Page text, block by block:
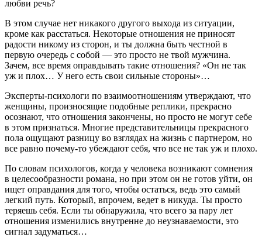
любви речь?
В этом случае нет никакого другого выхода из ситуации,
кроме как расстаться. Некоторые отношения не приносят
радости никому из сторон, и ты должна быть честной в
первую очередь с собой — это просто не твой мужчина.
Зачем, все время оправдывать такие отношения? «Он не так
уж и плох… У него есть свои сильные стороны»…
Эксперты-психологи по взаимоотношениям утверждают, что
женщины, произносящие подобные реплики, прекрасно
осознают, что отношения закончены, но просто не могут себе
в этом признаться. Многие представительницы прекрасного
пола ощущают разницу во взглядах на жизнь с партнером, но
все равно почему-то убеждают себя, что все не так уж и плохо.
По словам психологов, когда у человека возникают сомнения
в целесообразности романа, но при этом он не готов уйти, он
ищет оправдания для того, чтобы остаться, ведь это самый
легкий путь. Который, впрочем, ведет в никуда. Ты просто
теряешь себя. Если ты обнаружила, что всего за пару лет
отношения изменились внутренне до неузнаваемости, это
сигнал задуматься…